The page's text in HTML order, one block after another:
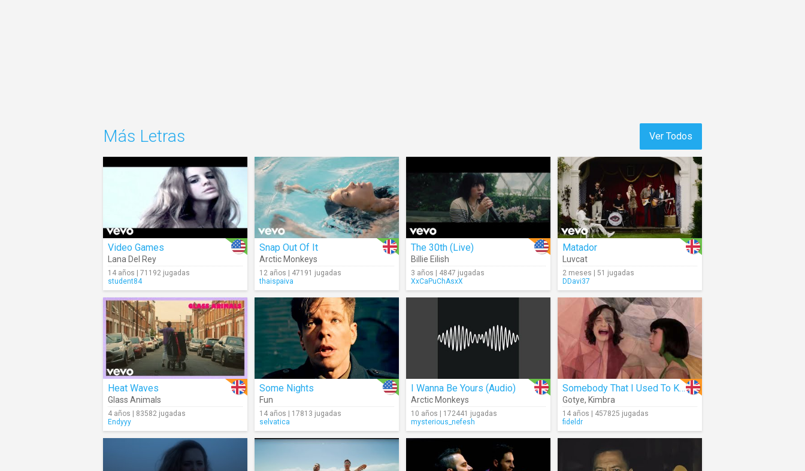
Ver Todos
Más Letras
Video Games
Lana Del Rey
14 años | 71192 jugadas
student84
Snap Out Of It
Arctic Monkeys
12 años | 47191 jugadas
thaispaiva
The 30th (Live)
Billie Eilish
3 años | 4847 jugadas
XxCaPuChAsxX
Matador
Luvcat
2 meses | 51 jugadas
DDavi37
Heat Waves
Glass Animals
4 años | 83582 jugadas
Endyyy
Some Nights
Fun
14 años | 17813 jugadas
selvatica
I Wanna Be Yours (Audio)
Arctic Monkeys
10 años | 172441 jugadas
mysterious_nefesh
Somebody That I Used To Know
Gotye, Kimbra
14 años | 457825 jugadas
fideldr